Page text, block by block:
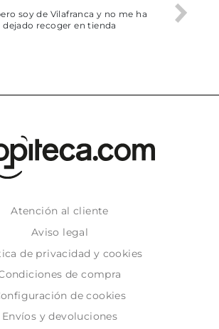
soy de Vilafranca y no me ha
dejado recoger en tienda
Atención al cliente
Aviso legal
de privacidad y cookies
de compra
de cookies
Envíos y devoluciones